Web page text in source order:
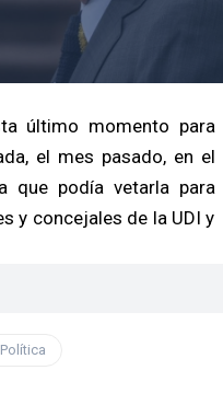
último momento para
el mes pasado, en el
que podía vetarla para
y concejales de la UDI y
Política